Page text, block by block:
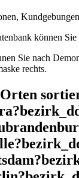
können Sie
Sie nach
rechts.